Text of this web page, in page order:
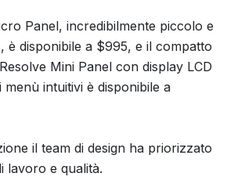
Panel, incredibilmente piccolo e
è disponibile a $995, e il compatto
Mini Panel con display LCD
menù intuitivi è disponibile a
il team di design ha priorizzato
lavoro e qualità.